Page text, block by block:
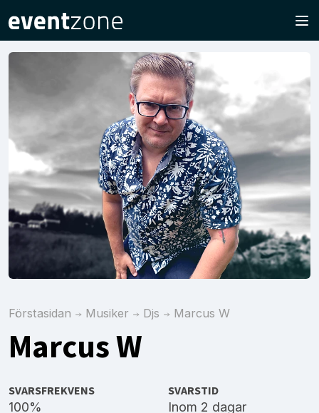
Förstasidan Musiker Djs Marcus W
Marcus W
SVARSFREKVENS
100%
SVARSTID
Inom 2 dagar